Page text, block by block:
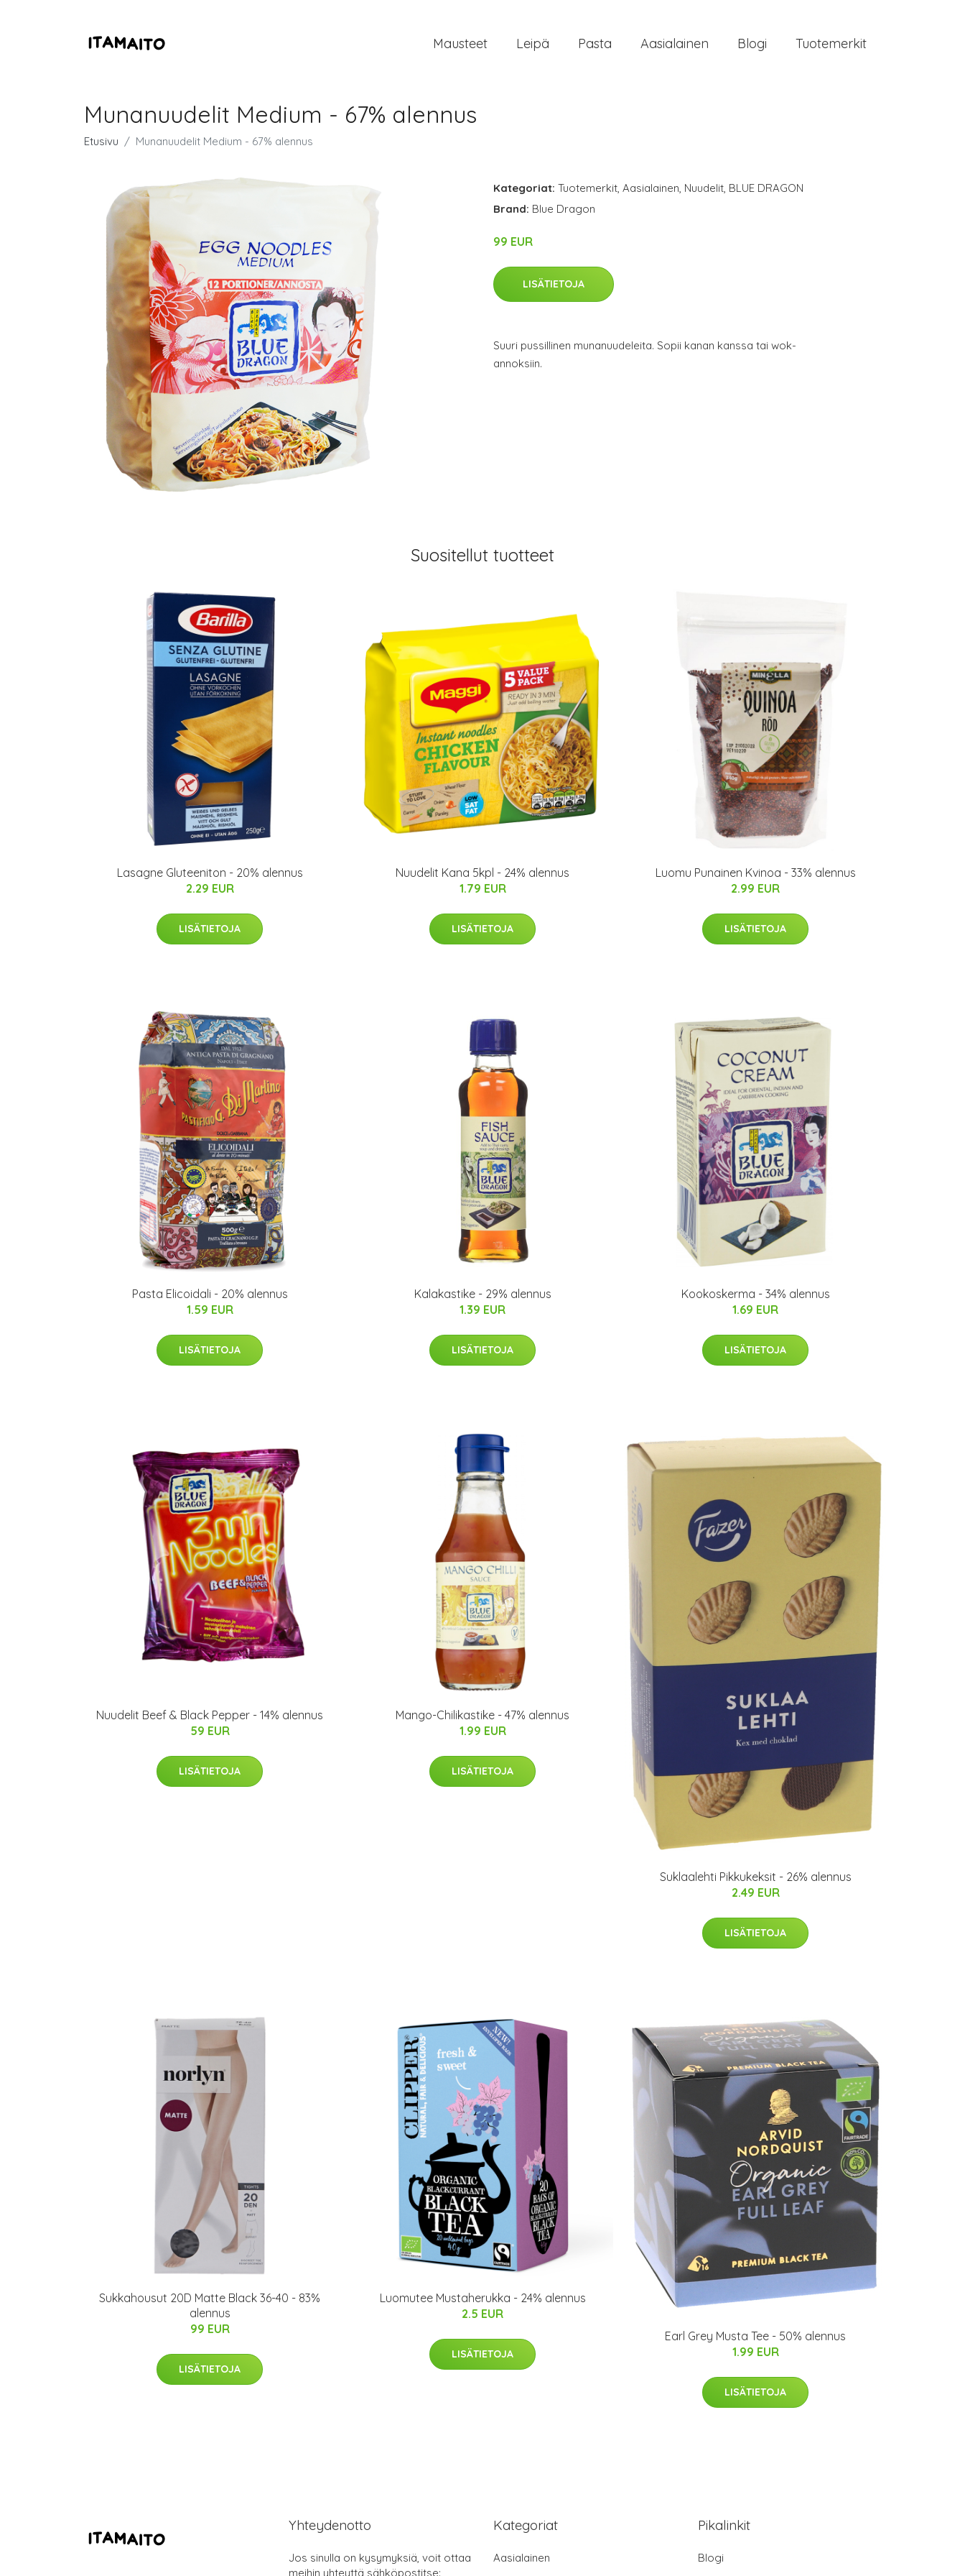
Mausteet Leipä Pasta Aasialainen Blogi Tuotemerkit
Munanuudelit Medium - 67% alennus
Etusivu Munanuudelit Medium - 67% alennus
Kategoriat: Tuotemerkit, Aasialainen, Nuudelit, BLUE DRAGON
Brand: Blue Dragon
99 EUR
LISÄTIETOJA
Suuri pussillinen munanuudeleita. Sopii kanan kanssa tai wok-
annoksiin.
Suositellut tuotteet
Lasagne Gluteeniton - 20% alennus
2.29 EUR
LISÄTIETOJA
Nuudelit Kana 5kpl - 24% alennus
1.79 EUR
LISÄTIETOJA
Luomu Punainen Kvinoa - 33% alennus
2.99 EUR
LISÄTIETOJA
Pasta Elicoidali - 20% alennus
1.59 EUR
LISÄTIETOJA
Kalakastike - 29% alennus
1.39 EUR
LISÄTIETOJA
Kookoskerma - 34% alennus
1.69 EUR
LISÄTIETOJA
Nuudelit Beef & Black Pepper - 14% alennus
59 EUR
LISÄTIETOJA
Mango-Chilikastike - 47% alennus
1.99 EUR
LISÄTIETOJA
Suklaalehti Pikkukeksit - 26% alennus
2.49 EUR
LISÄTIETOJA
Sukkahousut 20D Matte Black 36-40 - 83%
alennus
99 EUR
LISÄTIETOJA
Luomutee Mustaherukka - 24% alennus
2.5 EUR
LISÄTIETOJA
Earl Grey Musta Tee - 50% alennus
1.99 EUR
LISÄTIETOJA
Yhteydenotto
Jos sinulla on kysymyksiä, voit ottaa
meihin yhteyttä sähköpostitse:
Kategoriat
Aasialainen
Pikalinkit
Blogi